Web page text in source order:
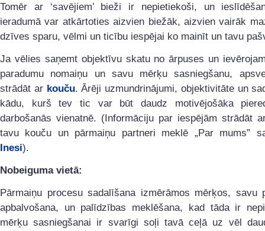
Tomēr ar ‘savējiem’ bieži ir nepietiekoši, un
ieradumā var atkārtoties aizvien biežāk, aizvien vairāk
dzīves sparu, vēlmi un ticību iespējai ko mainīt un tavu
Ja vēlies saņemt objektīvu skatu no ārpuses un
paradumu nomaiņu un savu mērķu sasniegšanu,
strādāt ar kouču. Ārēji uzmundrinājumi, objektivitāte un
kādu, kurš tev tic var būt daudz motivējošāka
darbošanās vienatnē. (Informāciju par iespējām strādāt
tavu kouču un pārmaiņu partneri meklē „Par mums”
Inesi).
Nobeiguma vietā:
Pārmaiņu procesu sadalīšana izmērāmos mērķos, savu
apbalvošana, un palīdzības meklēšana, kad tāda ir
mērķu sasniegšanai ir svarīgi soļi tavā ceļā uz vēl